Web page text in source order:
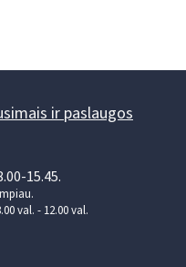
ir paslaugos
15.45.
val. - 12.00 val.